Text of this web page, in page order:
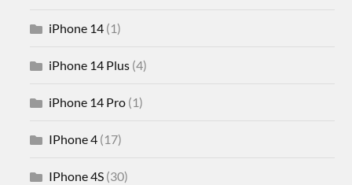
iPhone 14 (1)
iPhone 14 Plus (4)
iPhone 14 Pro (1)
IPhone 4 (17)
IPhone 4S (30)